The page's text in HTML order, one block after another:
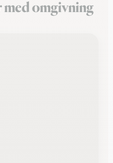
omgivning